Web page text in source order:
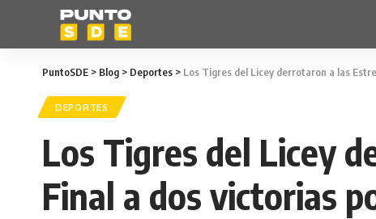
PuntoSDE > Blog > Deportes > Los Tigres del Licey derrotaron a las
DEPORTES
Los Tigres del Licey
Final a dos victorias